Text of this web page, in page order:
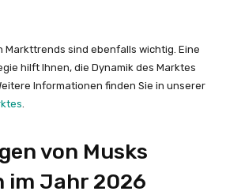
Markttrends sind ebenfalls wichtig. Eine
hilft Ihnen, die Dynamik des Marktes
Informationen finden Sie in unserer
von Musks
Jahr 2026